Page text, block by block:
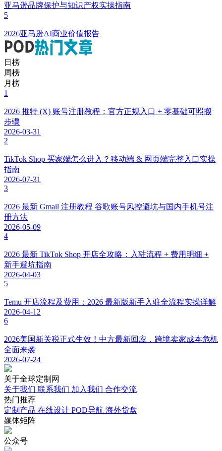
亚马逊品牌保护与知识产权实操指南
5
2026亚马逊AI商业价值报告
日榜
周榜
月榜
1
2026 推特 (X) 账号注册教程：官方正规入口 + 零基础可照搬
步骤
2026-03-31
2
TikTok Shop 买家端怎么进入？移动端 & 网页端完整入口实操
指南
2026-07-31
3
2026 最新 Gmail 注册教程 谷歌账号风控避坑与国内手机号注
册方法
2026-05-09
4
2026 最新 TikTok Shop 开店全攻略：入驻流程 + 费用明细 +
新手避坑指南
2026-04-03
5
Temu 开店流程及费用：2026 最新版新手入驻全流程实操详解
2026-04-12
6
2026美国新关税正式生效！中方最新回应，跨境卖家成本危机
全面来袭
2026-07-24
关于全球定制网
关于我们 联系我们 加入我们 合作交流
热门推荐
定制产品 在线设计 POD导航 海外货盘
媒体矩阵
公众号